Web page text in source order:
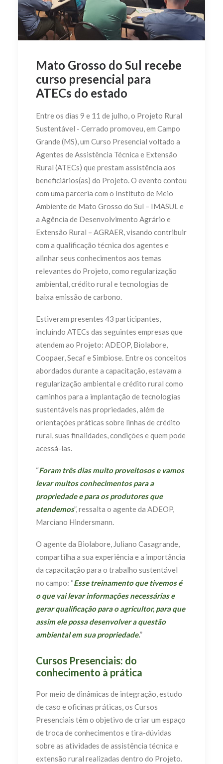
Mato Grosso do Sul recebe
curso presencial para
ATECs do estado
Entre os dias 9 e 11 de julho, o Projeto Rural
Sustentável - Cerrado promoveu, em Campo
Grande (MS), um Curso Presencial voltado a
Agentes de Assistência Técnica e Extensão
Rural (ATECs) que prestam assistência aos
beneficiários(as) do Projeto. O evento contou
com uma parceria com o Instituto de Meio
Ambiente de Mato Grosso do Sul – IMASUL e
a Agência de Desenvolvimento Agrário e
Extensão Rural – AGRAER, visando contribuir
com a qualificação técnica dos agentes e
alinhar seus conhecimentos aos temas
relevantes do Projeto, como regularização
ambiental, crédito rural e tecnologias de
baixa emissão de carbono.
Estiveram presentes 43 participantes,
incluindo ATECs das seguintes empresas que
atendem ao Projeto: ADEOP, Biolabore,
Coopaer, Secaf e Simbiose. Entre os conceitos
abordados durante a capacitação, estavam a
regularização ambiental e crédito rural como
caminhos para a implantação de tecnologias
sustentáveis nas propriedades, além de
orientações práticas sobre linhas de crédito
rural, suas finalidades, condições e quem pode
acessá-las.
“Foram três dias muito proveitosos e vamos
levar muitos conhecimentos para a
propriedade e para os produtores que
atendemos”, ressalta o agente da ADEOP,
Marciano Hindersmann.
O agente da Biolabore, Juliano Casagrande,
compartilha a sua experiência e a importância
da capacitação para o trabalho sustentável
no campo: “Esse treinamento que tivemos é
o que vai levar informações necessárias e
gerar qualificação para o agricultor, para que
assim ele possa desenvolver a questão
ambiental em sua propriedade.”
Cursos Presenciais: do
conhecimento à prática
Por meio de dinâmicas de integração, estudo
de caso e oficinas práticas, os Cursos
Presenciais têm o objetivo de criar um espaço
de troca de conhecimentos e tira-dúvidas
sobre as atividades de assistência técnica e
extensão rural realizadas dentro do Projeto.